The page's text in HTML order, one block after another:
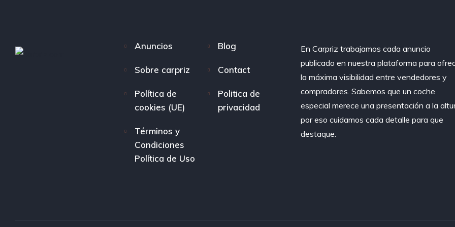
Anuncios Blog
Sobre carpriz Contact
Política de
cookies (UE)
Politica de
privacidad
Términos y
Condiciones
Política de Uso
En Carpriz trabajamos cada anuncio
publicado en nuestra plataforma para
la máxima visibilidad entre vendedores y
compradores. Sabemos que un coche
especial merece una presentación a la
por eso cuidamos cada detalle para que
destaque.